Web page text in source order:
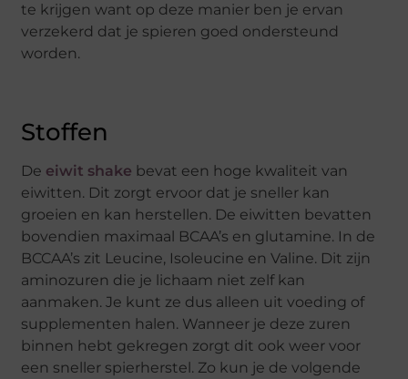
te krijgen want op deze manier ben je ervan
verzekerd dat je spieren goed ondersteund
worden.
Stoffen
De eiwit shake bevat een hoge kwaliteit van
eiwitten. Dit zorgt ervoor dat je sneller kan
groeien en kan herstellen. De eiwitten bevatten
bovendien maximaal BCAA’s en glutamine. In de
BCCAA’s zit Leucine, Isoleucine en Valine. Dit zijn
aminozuren die je lichaam niet zelf kan
aanmaken. Je kunt ze dus alleen uit voeding of
supplementen halen. Wanneer je deze zuren
binnen hebt gekregen zorgt dit ook weer voor
een sneller spierherstel. Zo kun je de volgende